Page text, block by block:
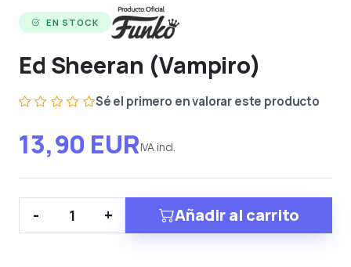
EN STOCK
Ed Sheeran (Vampiro)
Sé el primero en valorar este producto
13,90 EURIVA incl.
- + Añadir al carrito